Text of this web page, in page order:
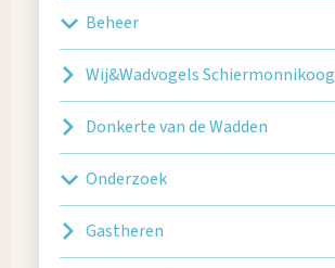
Beheer
Wij&Wadvogels Schiermonnikoog
Donkerte van de Wadden
Onderzoek
Gastheren